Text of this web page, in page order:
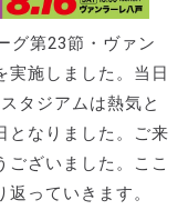
グ第23節・ヴァン
実施しました。当日
タジアムは熱気と
となりました。ご来
ざいました。ここ
っていきます。